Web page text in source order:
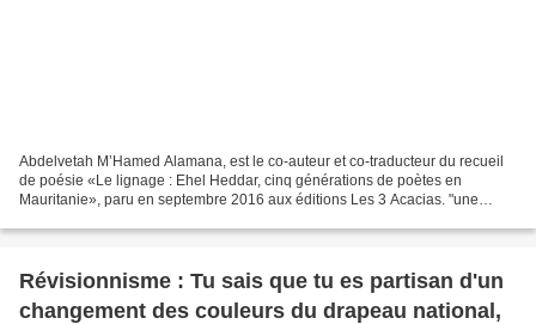
Abdelvetah M’Hamed Alamana, est le co-auteur et co-traducteur du recueil
de poésie «Le lignage : Ehel Heddar, cinq générations de poètes en
Mauritanie», paru en septembre 2016 aux éditions Les 3 Acacias. "une
Révisionnisme : Tu sais que tu es partisan d'un
changement des couleurs du drapeau national,